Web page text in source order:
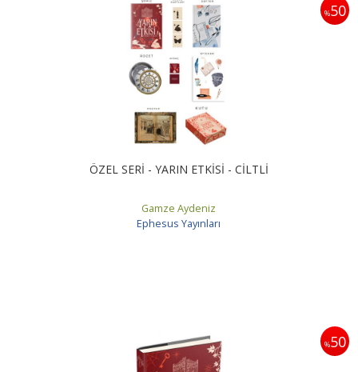
%50
ÖZEL SERİ - YARIN ETKİSİ - CİLTLİ
Gamze Aydeniz
Ephesus Yayınları
%50